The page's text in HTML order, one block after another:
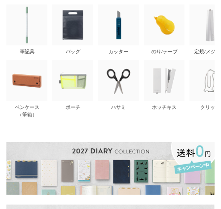
筆記具
ペンケース
（筆箱）
バッグ
ポーチ
カッター
ハサミ
のり/テープ
ホッチキス
定規/メジ
クリップ